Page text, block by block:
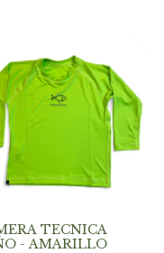
TECNICA
- AMARILLO